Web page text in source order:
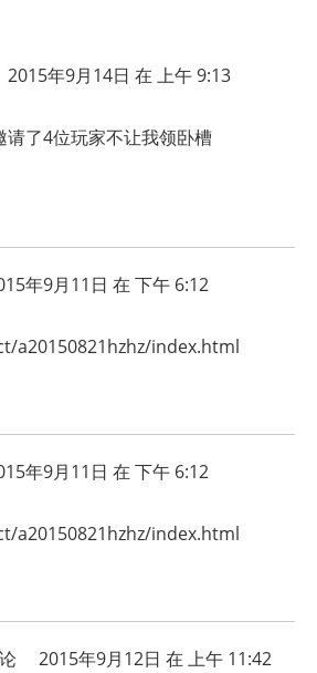
2015年9月14日 在 上午 9:13
请了4位玩家不让我领卧槽
年9月11日 在 下午 6:12
a20150821hzhz/index.html
年9月11日 在 下午 6:12
a20150821hzhz/index.html
2015年9月12日 在 上午 11:42